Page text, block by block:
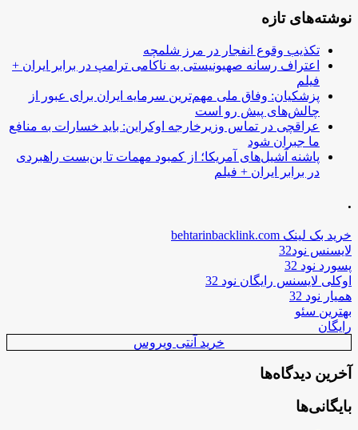
نوشته‌های تازه
تکذیب وقوع انفجار در مرز شلمچه
اعتراف رسانه صهیونیستی به ناکامی ترامپ در برابر ایران +
فیلم
پزشکیان: وفاق ملی مهم‌ترین سرمایه ایران برای عبور از
چالش‌های پیش رو است
عراقچی در تماس وزیرخارجه اوکراین: باید خسارات به منافع
ما جبران شود
پاشنه آشیل‌های آمریکا؛ از کمبود مهمات تا بن‌بست راهبردی
در برابر ایران + فیلم
.
خرید بک لینک behtarinbacklink.com
لایسنس نود32
پسورد نود 32
اوکلی لایسنس رایگان نود 32
همیار نود 32
بهترین سئو
رایگان
خرید آنتی ویروس
آخرین دیدگاه‌ها
بایگانی‌ها